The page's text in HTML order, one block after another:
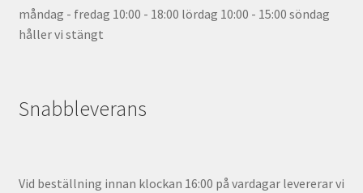
måndag - fredag 10:00 - 18:00 lördag 10:00 - 15:00 söndag
håller vi stängt
Snabbleverans
Vid beställning innan klockan 16:00 på vardagar levererar vi